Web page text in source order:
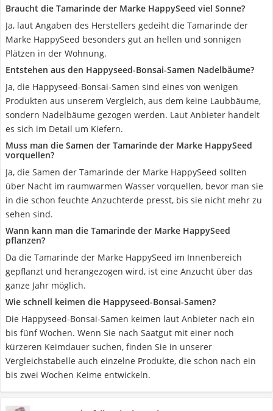
Braucht die Tamarinde der Marke HappySeed viel Sonne?
Ja, laut Angaben des Herstellers gedeiht die Tamarinde der
Marke HappySeed besonders gut an hellen und sonnigen
Plätzen in der Wohnung.
Entstehen aus den Happyseed-Bonsai-Samen Nadelbäume?
Ja, die Happyseed-Bonsai-Samen sind eines von wenigen
Produkten aus unserem Vergleich, aus dem keine Laubbäume,
sondern Nadelbäume gezogen werden. Laut Anbieter handelt
es sich im Detail um Kiefern.
Muss man die Samen der Tamarinde der Marke HappySeed
vorquellen?
Ja, die Samen der Tamarinde der Marke HappySeed sollten
über Nacht im raumwarmen Wasser vorquellen, bevor man sie
in die schon feuchte Anzuchterde presst, bis sie nicht mehr zu
sehen sind.
Wann kann man die Tamarinde der Marke HappySeed
pflanzen?
Da die Tamarinde der Marke HappySeed im Innenbereich
gepflanzt und herangezogen wird, ist eine Anzucht über das
ganze Jahr möglich.
Wie schnell keimen die Happyseed-Bonsai-Samen?
Die Happyseed-Bonsai-Samen keimen laut Anbieter nach ein
bis fünf Wochen. Wenn Sie nach Saatgut mit einer noch
kürzeren Keimdauer suchen, finden Sie in unserer
Vergleichstabelle auch einzelne Produkte, die schon nach ein
bis zwei Wochen Keime entwickeln.